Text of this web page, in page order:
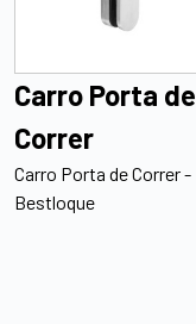
Carro Porta de
Correr
Carro Porta de Correr -
Bestloque